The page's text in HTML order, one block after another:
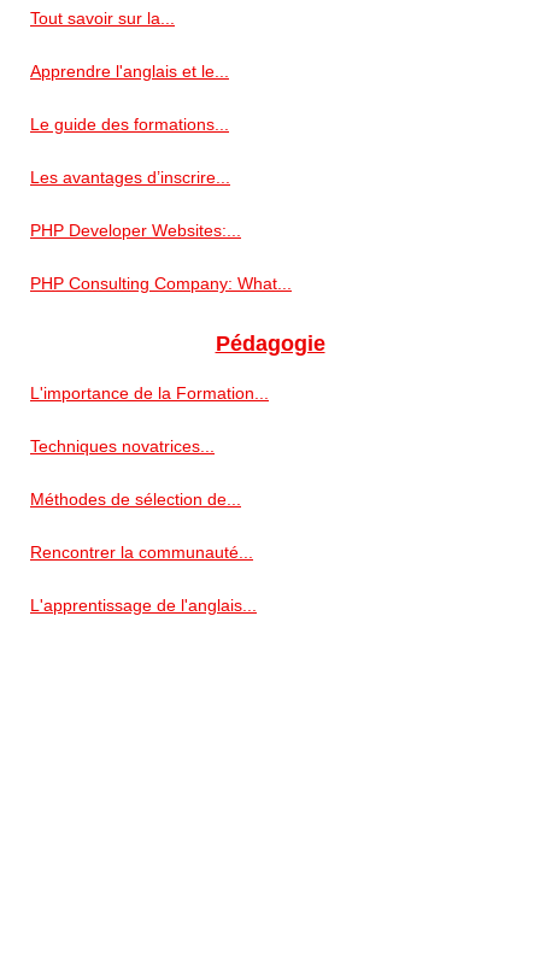
Tout savoir sur la...
Apprendre l'anglais et le...
Le guide des formations...
Les avantages d’inscrire...
PHP Developer Websites:...
PHP Consulting Company: What...
Pédagogie
L'importance de la Formation...
Techniques novatrices...
Méthodes de sélection de...
Rencontrer la communauté...
L'apprentissage de l'anglais...